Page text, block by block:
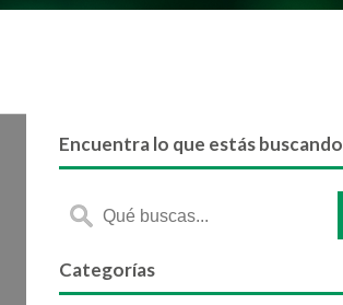
Encuentra lo que estás buscando
Categorías